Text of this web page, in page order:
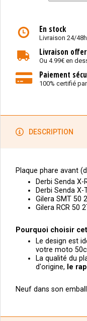
En stock
Livraison 24/48h
Livraison
Ou 4.99€ en
Paiement
100% certifié
DESCRIPTION
Plaque phare avant
Derbi Senda
Derbi Senda
Gilera SMT 50
Gilera RCR 50
Pourquoi choisir
Le design est
votre moto
La qualité du
d'origine, le
Neuf dans son